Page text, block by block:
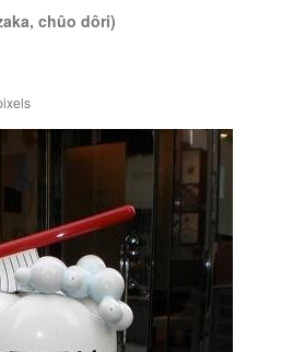
chûo dôri)